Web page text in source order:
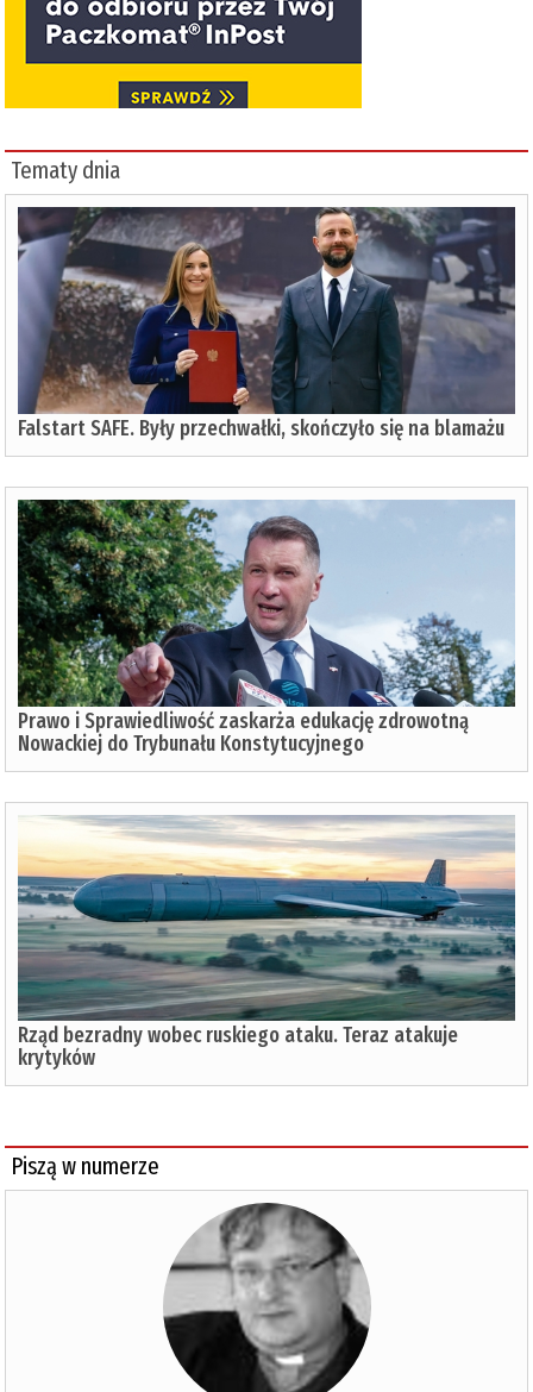
Tematy dnia
Falstart SAFE. Były przechwałki, skończyło się na blamażu
Prawo i Sprawiedliwość zaskarża edukację zdrowotną
Nowackiej do Trybunału Konstytucyjnego
Rząd bezradny wobec ruskiego ataku. Teraz atakuje
krytyków
Piszą w numerze